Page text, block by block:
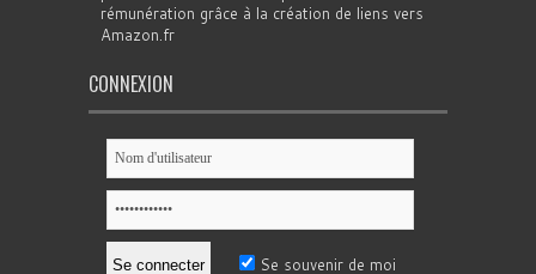
rémunération grâce à la création de liens vers
Amazon.fr
CONNEXION
Se souvenir de moi